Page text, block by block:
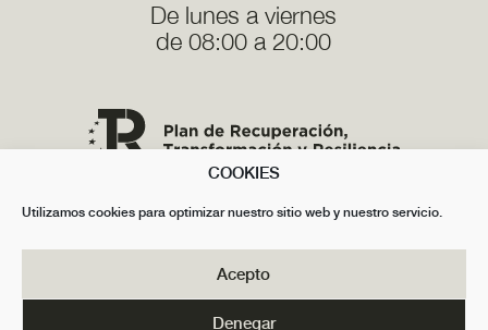
COOKIES
Utilizamos cookies para optimizar nuestro sitio web y nuestro servicio.
Acepto
Denegar
De lunes a viernes
de 08:00 a 20:00